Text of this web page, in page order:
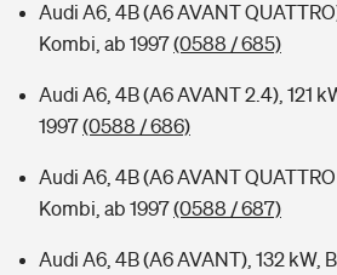
Audi A6, 4B (A6 AVANT
Kombi, ab 1997(0588 / 685)
Audi A6, 4B (A6 AVANT 2.4), 121
1997(0588 / 686)
Audi A6, 4B (A6 AVANT QUATTRO
Kombi, ab 1997(0588 / 687)
Audi A6, 4B (A6 AVANT), 132 kW,